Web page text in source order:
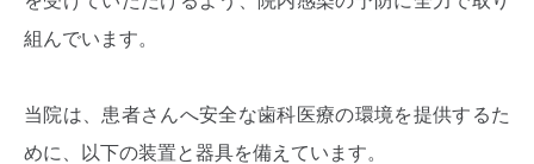
組んでいます。
当院は、患者さんへ安全な歯科医療の環境を提供するた
めに、以下の装置と器具を備えています。